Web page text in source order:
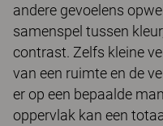
andere gevoelens
samenspel tussen
contrast. Zelfs kleine
van een ruimte en de
er op een bepaalde
oppervlak kan een